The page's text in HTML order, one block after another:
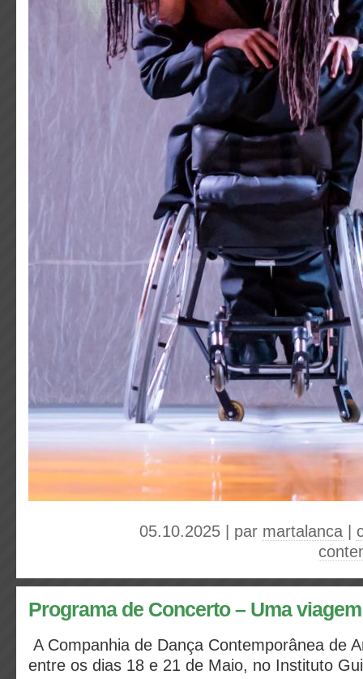
05.10.2025 | par martalanca
Programa de Concerto – Uma
A Companhia de Dança Contemporânea de
entre os dias 18 e 21 de Maio, no Instituto